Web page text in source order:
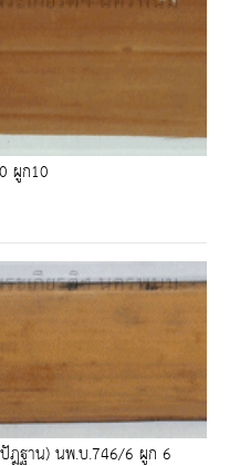
ผูก10
ฎฐาน) นพ.บ.746/6 ผูก 6